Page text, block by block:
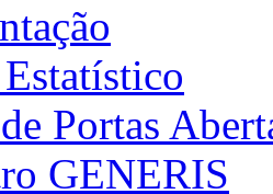
Portas
GENERIS